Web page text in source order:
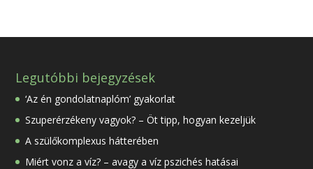
Legutóbbi bejegyzések
‘Az én gondolatnaplóm’ gyakorlat
Szuperérzékeny vagyok? – Öt tipp, hogyan kezeljük
A szülőkomplexus hátterében
Miért vonz a víz? – avagy a víz pszichés hatásai